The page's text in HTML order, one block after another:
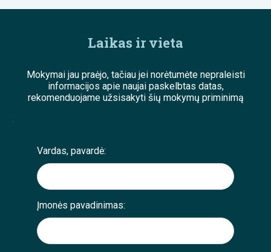
Laikas ir vieta
Mokymai jau praėjo, tačiau jei norėtumėte nepraleisti
informacijos apie naujai paskelbtas datas,
rekomenduojame užsisakyti šių mokymų priminimą
;
Vardas, pavardė:
Įmonės pavadinimas: